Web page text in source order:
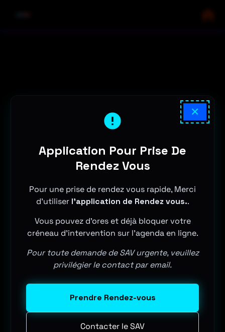
×
Application Pour Prise De
Rendez Vous
Pour une prise de rendez vous rapide, Merci
d'utiliser l'application de Rendez vous..
Vous pouvez d'ores et déjà bloquer votre
créneau d'intervention sur l'agenda en ligne.
Pour toute demande de SAV urgente, veuillez
privilégier le contact par email.
Prendre Rendez-vous
Contacter le SAV